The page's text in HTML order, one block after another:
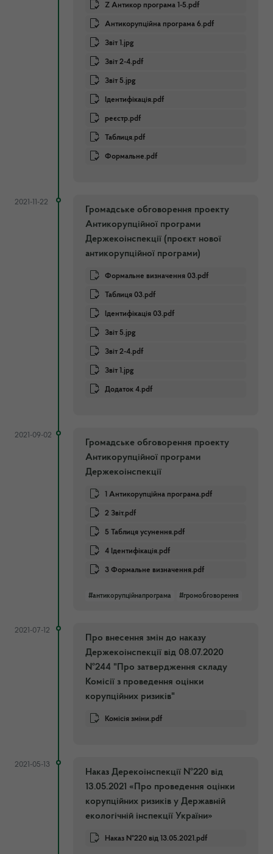
Z Антикор програма 1-5.pdf
Антикорупційна програма 6.pdf
Звіт 1.jpg
Звіт 2-4.pdf
Звіт 5.jpg
Ідентифікація.pdf
реєстр.pdf
Таблиця.pdf
Формальне.pdf
2021-11-22
Громадське обговорення проекту
Антикорупційної програми
Держекоінспекції (проєкт нової
антикорупційної програми)
Формальне визначення 03.pdf
Таблиця 03.pdf
Ідентифікація 03.pdf
Звіт 5.jpg
Звіт 2-4.pdf
Звіт 1.jpg
Додаток 4.pdf
2021-09-02
Громадське обговорення проекту
Антикорупційної програми
Держекоінспекції
1 Антикорупційна програма.pdf
2 Звіт.pdf
5 Таблиця усунення.pdf
4 Ідентифікація.pdf
3 Формальне визначення.pdf
#антикорупційнапрограма #громобговорення
2021-07-12
Про внесення змін до наказу
Держекоінспекції від 08.07.2020
№244 "Про затвердження складу
Комісії з проведення оцінки
корупційних ризиків"
Комісія зміни.pdf
2021-05-13
Наказ Дерекоінспекції №220 від
13.05.2021 «Про проведення оцінки
корупційних ризиків у Державній
екологічній інспекції України»
Наказ №220 від 13.05.2021.pdf